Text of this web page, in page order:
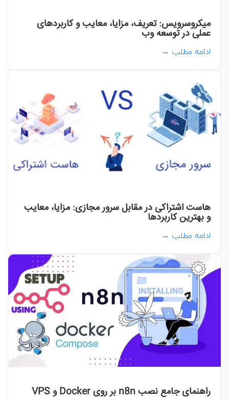
میکروسرویس: تعریف، مزایا، معایب و کاربردهای
عملی در توسعه وب
ادامه مطلب →
هاست اشتراکی در مقابل سرور مجازی: مزایا، معایب
و بهترین کاربردها
ادامه مطلب →
راهنمای جامع نصب n8n بر روی Docker و VPS